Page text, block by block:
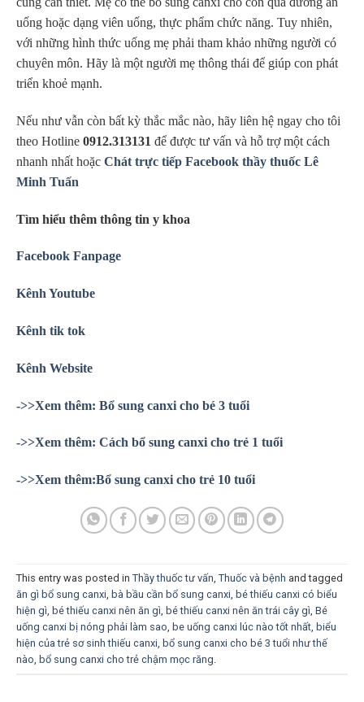
uống hoặc dạng viên uống, thực phẩm chức năng. Tuy nhiên,
với những hình thức uống mẹ phải tham khảo những người có
chuyên môn. Hãy là một người mẹ thông thái để giúp con phát
triển khoẻ mạnh.
Nếu như vẫn còn bất kỳ thắc mắc nào, hãy liên hệ ngay cho tôi
theo Hotline 0912.313131 để được tư vấn và hỗ trợ một cách
nhanh nhất hoặc Chát trực tiếp Facebook thầy thuốc Lê
Minh Tuấn
Tìm hiểu thêm thông tin y khoa
Facebook Fanpage
Kênh Youtube
Kênh tik tok
Kênh Website
->>Xem thêm: Bổ sung canxi cho bé 3 tuổi
->>Xem thêm: Cách bổ sung canxi cho trẻ 1 tuổi
->>Xem thêm:Bổ sung canxi cho trẻ 10 tuổi
This entry was posted in Thầy thuốc tư vấn Thuốc và bệnh and tagged
ăn gì bổ sung canxi bà bầu cần bổ sung canxi bé thiếu canxi có biểu
hiện gì bé thiếu canxi nên ăn gì bé thiếu canxi nên ăn trái cây gì Bé
uống canxi bị nóng phải làm sao be uống canxi lúc nào tốt nhất biểu
hiện của trẻ sơ sinh thiếu canxi bổ sung canxi cho bé 3 tuổi như thế
nào bổ sung canxi cho trẻ chậm mọc răng